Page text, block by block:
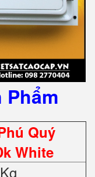
Quý
White